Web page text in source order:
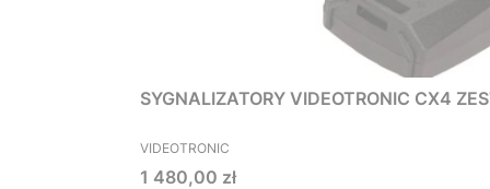
SYGNALIZATORY VIDEOTRONIC CX4
PRODUCENT
VIDEOTRONIC
Cena
1 480,00 zł